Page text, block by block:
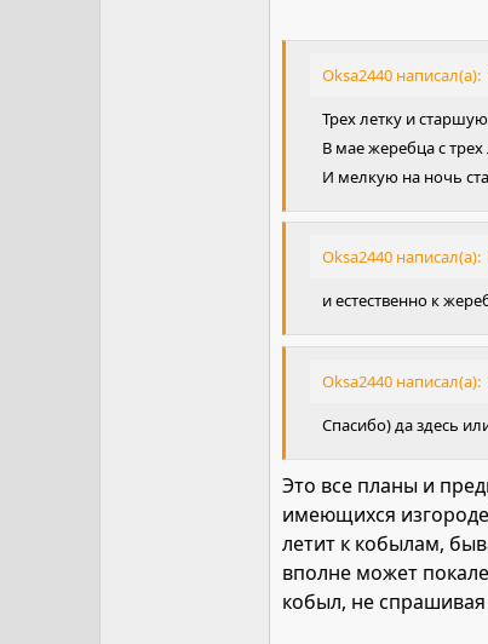
Oksa2440 написал(а):
Трех летку и
В мае жеребца с
И мелкую на ночь
Oksa2440 написал(а):
и естественно к
Oksa2440 написал(а):
Спасибо) да здесь
Это все планы и
имеющихся
летит к кобылам,
вполне может
кобыл, не